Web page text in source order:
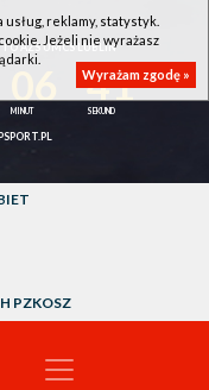
AZS UMCS LUBLIN
41
PZKOSZ
reklamy, statystyk.
Jeżeli nie wyrażasz
Wyrażam zgodę »